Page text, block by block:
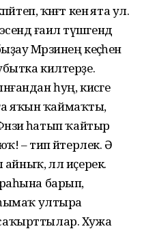
ҡәнәғәт кенә ята ул.
ғаилә түшәгендә
Мәрзиәнең кеҫәһенә
килтерҙе.
һуң, кисәге
яҡын ҡаймаҡты,
һатып ҡайтыр
– тип әйтерлек. Ә
әллә иҫерек.
барып,
һымаҡ ултыра
Хужа